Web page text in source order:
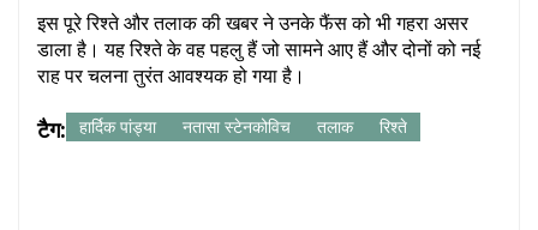
इस पूरे रिश्ते और तलाक की खबर ने उनके फैंस को भी गहरा असर
डाला है। यह रिश्ते के वह पहलु हैं जो सामने आए हैं और दोनों को नई
राह पर चलना तुरंत आवश्यक हो गया है।
टैग: हार्दिक पांड्या नतासा स्टेनकोविच तलाक रिश्ते